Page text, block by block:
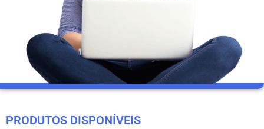
PRODUTOS DISPONÍVEIS